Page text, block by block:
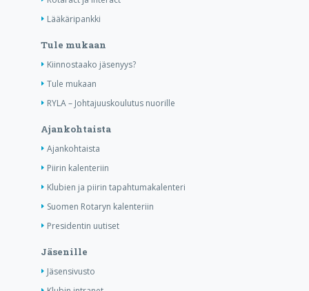
Lääkäripankki
Tule mukaan
Kiinnostaako jäsenyys?
Tule mukaan
RYLA – Johtajuuskoulutus nuorille
Ajankohtaista
Ajankohtaista
Piirin kalenteriin
Klubien ja piirin tapahtumakalenteri
Suomen Rotaryn kalenteriin
Presidentin uutiset
Jäsenille
Jäsensivusto